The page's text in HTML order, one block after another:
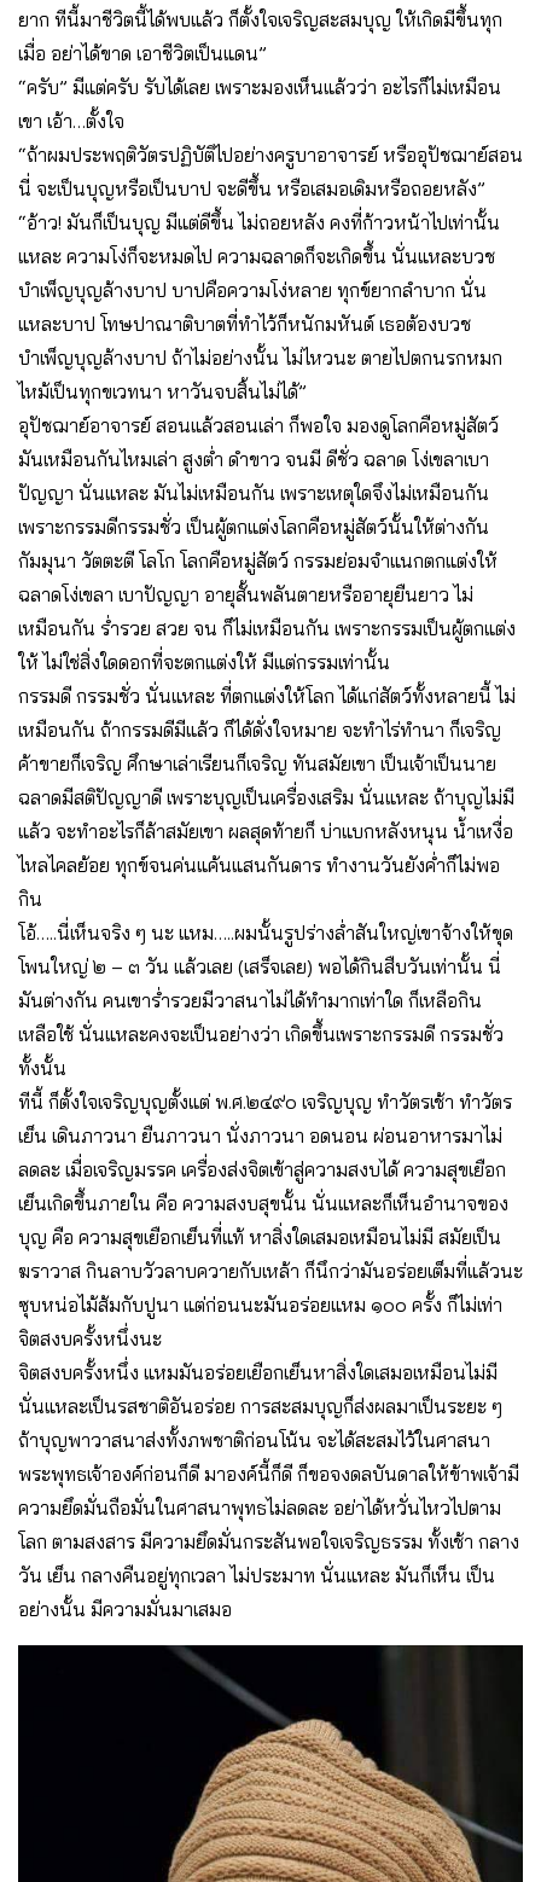
ยาก ทีนี้มาชีวิตนี้ได้พบแล้ว ก็ตั้งใจเจริญสะสมบุญ ให้เกิดมีขึ้นทุก
เมื่อ อย่าได้ขาด เอาชีวิตเป็นแดน”
“ครับ” มีแต่ครับ รับได้เลย เพราะมองเห็นแล้วว่า อะไรก็ไม่เหมือน
เขา เอ้า…ตั้งใจ
“ถ้าผมประพฤติวัตรปฏิบัติไปอย่างครูบาอาจารย์ หรืออุปัชฌาย์สอน
นี่ จะเป็นบุญหรือเป็นบาป จะดีขึ้น หรือเสมอเดิมหรือถอยหลัง”
“อ้าว! มันก็เป็นบุญ มีแต่ดีขึ้น ไม่ถอยหลัง คงที่ก้าวหน้าไปเท่านั้น
แหละ ความโง่ก็จะหมดไป ความฉลาดก็จะเกิดขึ้น นั่นแหละบวช
บำเพ็ญบุญล้างบาป บาปคือความโง่หลาย ทุกข์ยากลำบาก นั่น
แหละบาป โทษปาณาติบาตที่ทำไว้ก็หนักมหันต์ เธอต้องบวช
บำเพ็ญบุญล้างบาป ถ้าไม่อย่างนั้น ไม่ไหวนะ ตายไปตกนรกหมก
ไหม้เป็นทุกขเวทนา หาวันจบสิ้นไม่ได้”
อุปัชฌาย์อาจารย์ สอนแล้วสอนเล่า ก็พอใจ มองดูโลกคือหมู่สัตว์
มันเหมือนกันไหมเล่า สูงต่ำ ดำขาว จนมี ดีชั่ว ฉลาด โง่เขลาเบา
ปัญญา นั่นแหละ มันไม่เหมือนกัน เพราะเหตุใดจึงไม่เหมือนกัน
เพราะกรรมดีกรรมชั่ว เป็นผู้ตกแต่งโลกคือหมู่สัตว์นั้นให้ต่างกัน
กัมมุนา วัตตะตี โลโก โลกคือหมู่สัตว์ กรรมย่อมจำแนกตกแต่งให้
ฉลาดโง่เขลา เบาปัญญา อายุสั้นพลันตายหรืออายุยืนยาว ไม่
เหมือนกัน ร่ำรวย สวย จน ก็ไม่เหมือนกัน เพราะกรรมเป็นผู้ตกแต่ง
ให้ ไม่ใช่สิ่งใดดอกที่จะตกแต่งให้ มีแต่กรรมเท่านั้น
กรรมดี กรรมชั่ว นั่นแหละ ที่ตกแต่งให้โลก ได้แก่สัตว์ทั้งหลายนี้ ไม่
เหมือนกัน ถ้ากรรมดีมีแล้ว ก็ได้ดั่งใจหมาย จะทำไร่ทำนา ก็เจริญ
ค้าขายก็เจริญ ศึกษาเล่าเรียนก็เจริญ ทันสมัยเขา เป็นเจ้าเป็นนาย
ฉลาดมีสติปัญญาดี เพราะบุญเป็นเครื่องเสริม นั่นแหละ ถ้าบุญไม่มี
แล้ว จะทำอะไรก็ล้าสมัยเขา ผลสุดท้ายก็ บ่าแบกหลังหนุน น้ำเหงื่อ
ไหลไคลย้อย ทุกข์จนค่นแค้นแสนกันดาร ทำงานวันยังค่ำก็ไม่พอ
กิน
โอ้…..นี่เห็นจริง ๆ นะ แหม…..ผมนั้นรูปร่างล่ำสันใหญ่เขาจ้างให้ขุด
โพนใหญ่ ๒ – ๓ วัน แล้วเลย (เสร็จเลย) พอได้กินสืบวันเท่านั้น นี่
มันต่างกัน คนเขาร่ำรวยมีวาสนาไม่ได้ทำมากเท่าใด ก็เหลือกิน
เหลือใช้ นั่นแหละคงจะเป็นอย่างว่า เกิดขึ้นเพราะกรรมดี กรรมชั่ว
ทั้งนั้น
ทีนี้ ก็ตั้งใจเจริญบุญตั้งแต่ พ.ศ.๒๔๙๐ เจริญบุญ ทำวัตรเช้า ทำวัตร
เย็น เดินภาวนา ยืนภาวนา นั่งภาวนา อดนอน ผ่อนอาหารมาไม่
ลดละ เมื่อเจริญมรรค เครื่องส่งจิตเข้าสู่ความสงบได้ ความสุขเยือก
เย็นเกิดขึ้นภายใน คือ ความสงบสุขนั้น นั่นแหละก็เห็นอำนาจของ
บุญ คือ ความสุขเยือกเย็นที่แท้ หาสิ่งใดเสมอเหมือนไม่มี สมัยเป็น
ฆราวาส กินลาบวัวลาบควายกับเหล้า ก็นึกว่ามันอร่อยเต็มที่แล้วนะ
ซุบหน่อไม้ส้มกับปูนา แต่ก่อนนะมันอร่อยแหม ๑๐๐ ครั้ง ก็ไม่เท่า
จิตสงบครั้งหนึ่งนะ
จิตสงบครั้งหนึ่ง แหมมันอร่อยเยือกเย็นหาสิ่งใดเสมอเหมือนไม่มี
นั่นแหละเป็นรสชาติอันอร่อย การสะสมบุญก็ส่งผลมาเป็นระยะ ๆ
ถ้าบุญพาวาสนาส่งทั้งภพชาติก่อนโน้น จะได้สะสมไว้ในศาสนา
พระพุทธเจ้าองค์ก่อนก็ดี มาองค์นี้ก็ดี ก็ขอจงดลบันดาลให้ข้าพเจ้ามี
ความยึดมั่นถือมั่นในศาสนาพุทธไม่ลดละ อย่าได้หวั่นไหวไปตาม
โลก ตามสงสาร มีความยึดมั่นกระสันพอใจเจริญธรรม ทั้งเช้า กลาง
วัน เย็น กลางคืนอยู่ทุกเวลา ไม่ประมาท นั่นแหละ มันก็เห็น เป็น
อย่างนั้น มีความมั่นมาเสมอ